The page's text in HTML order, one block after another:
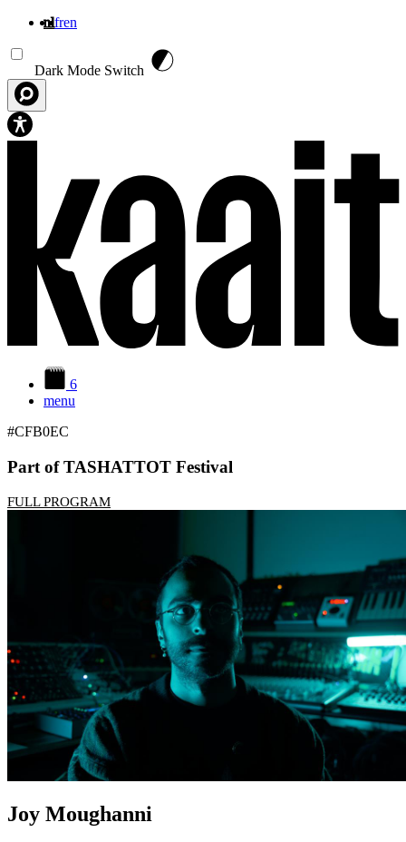
nlfren
Dark Mode Switch
6
menu
#CFB0EC
Part of TASHATTOT Festival
FULL PROGRAM
Joy Moughanni